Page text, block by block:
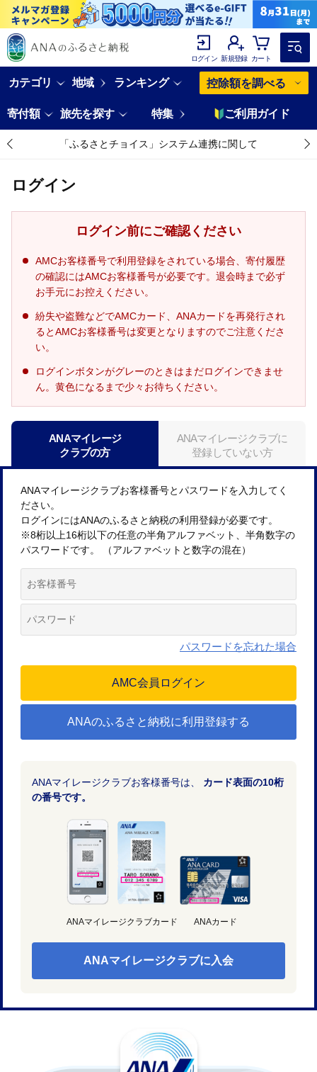
ログイン 新規登録 カート
カテゴリ 地域 ランキング 控除額を調べる
寄付額 旅先を探す 特集 ご利用ガイド
「ふるさとチョイス」システム連携に関して
ログイン
ログイン前にご確認ください
AMCお客様番号で利用登録をされている場合、寄付履歴
の確認にはAMCお客様番号が必要です。退会時まで必ず
お手元にお控えください。
紛失や盗難などでAMCカード、ANAカードを再発行され
るとAMCお客様番号は変更となりますのでご注意くださ
い。
ログインボタンがグレーのときはまだログインできませ
ん。黄色になるまで少々お待ちください。
ANAマイレージ
クラブの方
ANAマイレージクラブに
登録していない方
ANAマイレージクラブお客様番号とパスワードを入力してく
ださい。
ログインにはANAのふるさと納税の利用登録が必要です。
※8桁以上16桁以下の任意の半角アルファベット、半角数字の
パスワードです。 （アルファベットと数字の混在）
パスワードを忘れた場合
ANAのふるさと納税に利用登録する
ANAマイレージクラブお客様番号は、 カード表面の10桁
の番号です。
ANAマイレージクラブカード ANAカード
ANAマイレージクラブに入会